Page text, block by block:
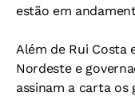
estão em
Além de Rui Costa
Nordeste e
assinam a carta os